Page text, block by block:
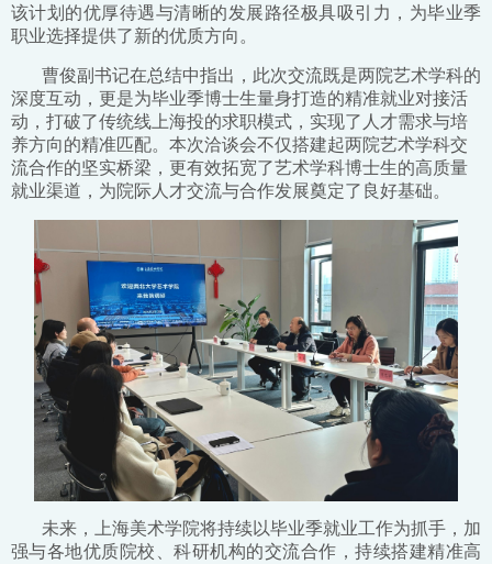
该计划的优厚待遇与清晰的发展路径极具吸引力，为毕业季
职业选择提供了新的优质方向。
曹俊副书记在总结中指出，此次交流既是两院艺术学科的
深度互动，更是为毕业季博士生量身打造的精准就业对接活
动，打破了传统线上海投的求职模式，实现了人才需求与培
养方向的精准匹配。本次洽谈会不仅搭建起两院艺术学科交
流合作的坚实桥梁，更有效拓宽了艺术学科博士生的高质量
就业渠道，为院际人才交流与合作发展奠定了良好基础。
未来，上海美术学院将持续以毕业季就业工作为抓手，加
强与各地优质院校、科研机构的交流合作，持续搭建精准高